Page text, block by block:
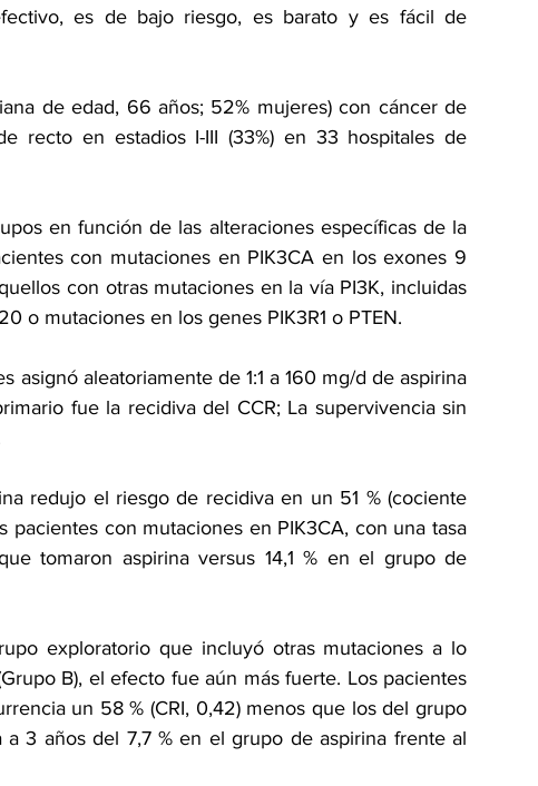
es de bajo riesgo, es barato y es fácil de
de edad, 66 años; 52% mujeres) con cáncer de
recto en estadios I-III (33%) en 33 hospitales de
en función de las alteraciones específicas de la
con mutaciones en PIK3CA en los exones 9
con otras mutaciones en la vía PI3K, incluidas
o mutaciones en los genes PIK3R1 o PTEN.
asignó aleatoriamente de 1:1 a 160 mg/d de aspirina
fue la recidiva del CCR; La supervivencia sin
redujo el riesgo de recidiva en un 51 % (cociente
pacientes con mutaciones en PIK3CA, con una tasa
tomaron aspirina versus 14,1 % en el grupo de
exploratorio que incluyó otras mutaciones a lo
B), el efecto fue aún más fuerte. Los pacientes
un 58 % (CRI, 0,42) menos que los del grupo
3 años del 7,7 % en el grupo de aspirina frente al